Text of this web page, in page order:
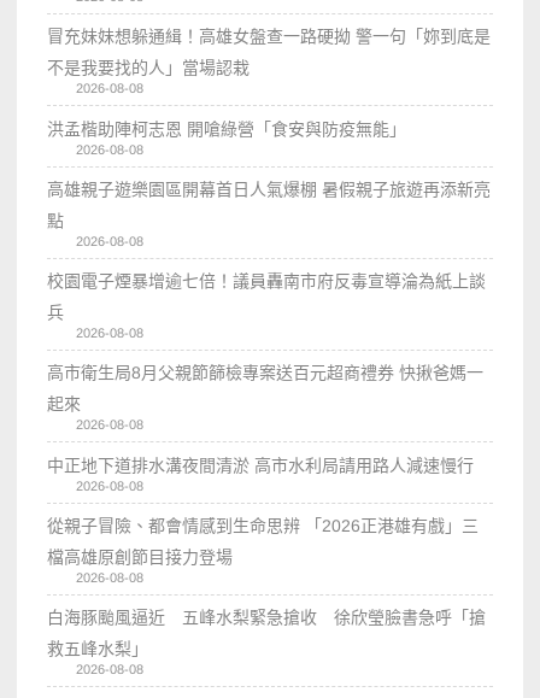
冒充妹妹想躲通緝！高雄女盤查一路硬拗 警一句「妳到底是
不是我要找的人」當場認栽
2026-08-08
洪孟楷助陣柯志恩 開嗆綠營「食安與防疫無能」
2026-08-08
高雄親子遊樂園區開幕首日人氣爆棚 暑假親子旅遊再添新亮
點
2026-08-08
校園電子煙暴增逾七倍！議員轟南市府反毒宣導淪為紙上談
兵
2026-08-08
高市衛生局8月父親節篩檢專案送百元超商禮券 快揪爸媽一
起來
2026-08-08
中正地下道排水溝夜間清淤 高市水利局請用路人減速慢行
2026-08-08
從親子冒險、都會情感到生命思辨 「2026正港雄有戲」三
檔高雄原創節目接力登場
2026-08-08
白海豚颱風逼近 五峰水梨緊急搶收 徐欣瑩臉書急呼「搶
救五峰水梨」
2026-08-08